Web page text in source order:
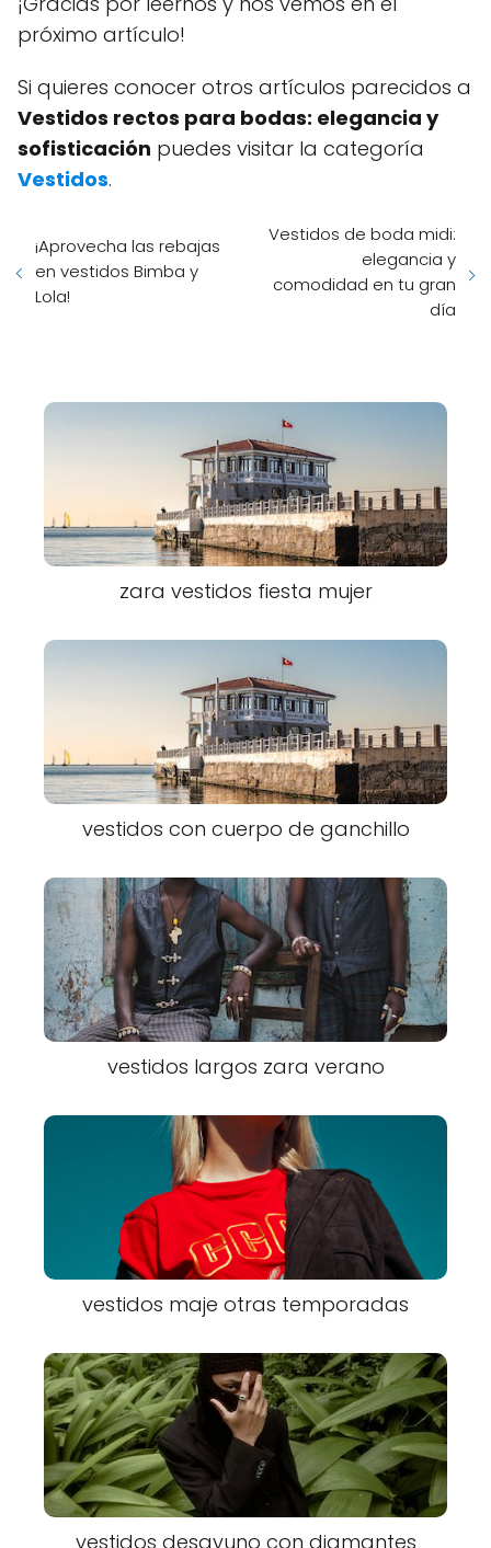
próximo artículo!
Si quieres conocer otros artículos parecidos a
Vestidos rectos para bodas: elegancia y
sofisticación puedes visitar la categoría
Vestidos.
¡Aprovecha las rebajas
en vestidos Bimba y
Lola!
Vestidos de boda midi:
elegancia y
comodidad en tu gran
día
zara vestidos fiesta mujer
vestidos con cuerpo de ganchillo
vestidos largos zara verano
vestidos maje otras temporadas
vestidos desayuno con diamantes